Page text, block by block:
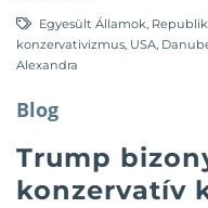
Egyesült Államok,
konzervativizmus, USA,
Alexandra
Blog
Trump
konzervatív